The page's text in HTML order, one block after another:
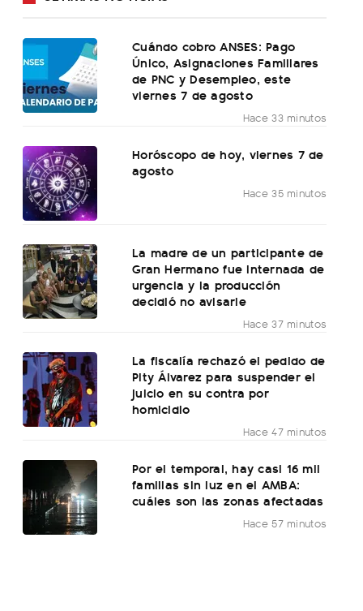
Cuándo cobro ANSES: Pago
Único, Asignaciones Familiares
de PNC y Desempleo, este
viernes 7 de agosto
Hace 33 minutos
Horóscopo de hoy, viernes 7 de
agosto
Hace 35 minutos
La madre de un participante de
Gran Hermano fue internada de
urgencia y la producción
decidió no avisarle
Hace 37 minutos
La fiscalía rechazó el pedido de
Pity Álvarez para suspender el
juicio en su contra por
homicidio
Hace 47 minutos
Por el temporal, hay casi 16 mil
familias sin luz en el AMBA:
cuáles son las zonas afectadas
Hace 57 minutos